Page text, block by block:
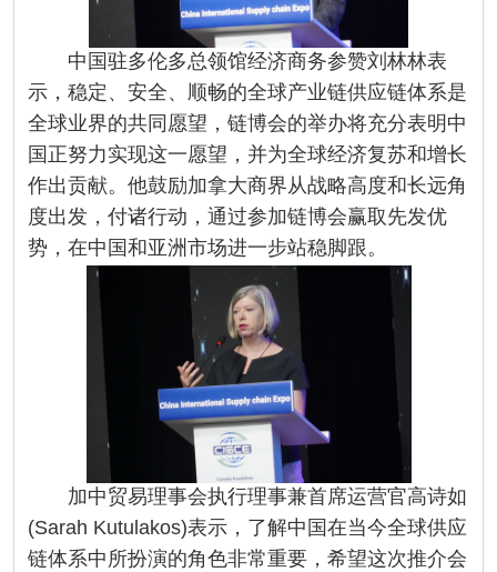
中国驻多伦多总领馆经济商务参赞刘林林表
示，稳定、安全、顺畅的全球产业链供应链体系是
全球业界的共同愿望，链博会的举办将充分表明中
国正努力实现这一愿望，并为全球经济复苏和增长
作出贡献。他鼓励加拿大商界从战略高度和长远角
度出发，付诸行动，通过参加链博会赢取先发优
势，在中国和亚洲市场进一步站稳脚跟。
加中贸易理事会执行理事兼首席运营官高诗如
(Sarah Kutulakos)表示，了解中国在当今全球供应
链体系中所扮演的角色非常重要，希望这次推介会